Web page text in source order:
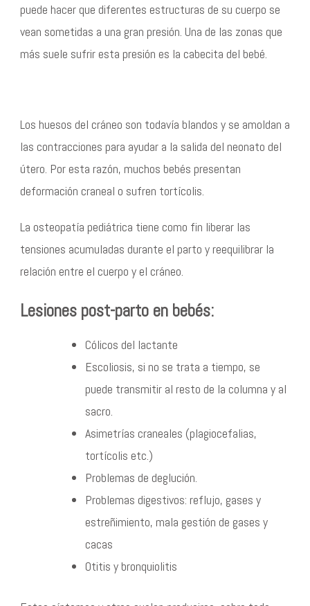
puede hacer que diferentes estructuras de su cuerpo se
vean sometidas a una gran presión. Una de las zonas que
más suele sufrir esta presión es la cabecita del bebé.
Los huesos del cráneo son todavía blandos y se amoldan a
las contracciones para ayudar a la salida del neonato del
útero. Por esta razón, muchos bebés presentan
deformación craneal o sufren tortícolis.
La osteopatía pediátrica tiene como fin liberar las
tensiones acumuladas durante el parto y reequilibrar la
relación entre el cuerpo y el cráneo.
Lesiones post-parto en bebés:
Cólicos del lactante
Escoliosis, si no se trata a tiempo, se
puede transmitir al resto de la columna y al
sacro.
Asimetrías craneales (plagiocefalias,
tortícolis etc.)
Problemas de deglución.
Problemas digestivos: reflujo, gases y
estreñimiento, mala gestión de gases y
cacas
Otitis y bronquiolitis